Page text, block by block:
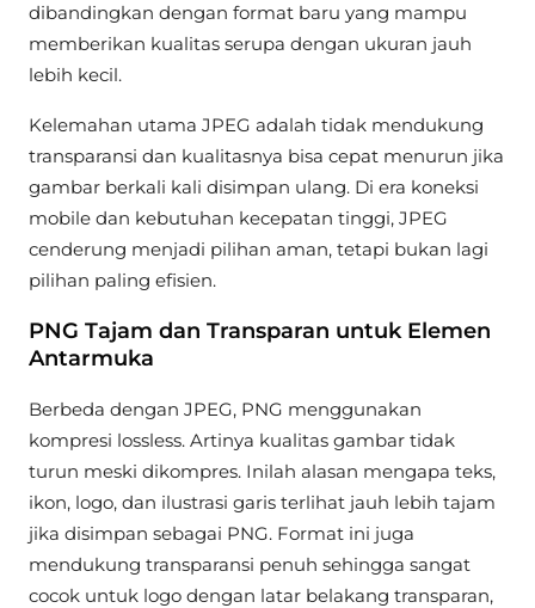
dibandingkan dengan format baru yang mampu
memberikan kualitas serupa dengan ukuran jauh
lebih kecil.
Kelemahan utama JPEG adalah tidak mendukung
transparansi dan kualitasnya bisa cepat menurun jika
gambar berkali kali disimpan ulang. Di era koneksi
mobile dan kebutuhan kecepatan tinggi, JPEG
cenderung menjadi pilihan aman, tetapi bukan lagi
pilihan paling efisien.
PNG Tajam dan Transparan untuk Elemen
Antarmuka
Berbeda dengan JPEG, PNG menggunakan
kompresi lossless. Artinya kualitas gambar tidak
turun meski dikompres. Inilah alasan mengapa teks,
ikon, logo, dan ilustrasi garis terlihat jauh lebih tajam
jika disimpan sebagai PNG. Format ini juga
mendukung transparansi penuh sehingga sangat
cocok untuk logo dengan latar belakang transparan,